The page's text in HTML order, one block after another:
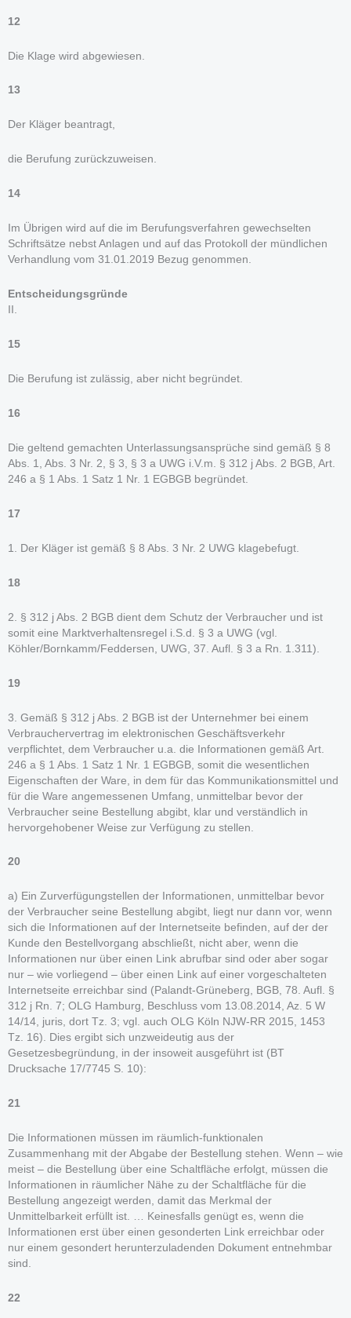
12
Die Klage wird abgewiesen.
13
Der Kläger beantragt,
die Berufung zurückzuweisen.
14
Im Übrigen wird auf die im Berufungsverfahren gewechselten
Schriftsätze nebst Anlagen und auf das Protokoll der mündlichen
Verhandlung vom 31.01.2019 Bezug genommen.
Entscheidungsgründe
II.
15
Die Berufung ist zulässig, aber nicht begründet.
16
Die geltend gemachten Unterlassungsansprüche sind gemäß § 8
Abs. 1, Abs. 3 Nr. 2, § 3, § 3 a UWG i.V.m. § 312 j Abs. 2 BGB, Art.
246 a § 1 Abs. 1 Satz 1 Nr. 1 EGBGB begründet.
17
1. Der Kläger ist gemäß § 8 Abs. 3 Nr. 2 UWG klagebefugt.
18
2. § 312 j Abs. 2 BGB dient dem Schutz der Verbraucher und ist
somit eine Marktverhaltensregel i.S.d. § 3 a UWG (vgl.
Köhler/Bornkamm/Feddersen, UWG, 37. Aufl. § 3 a Rn. 1.311).
19
3. Gemäß § 312 j Abs. 2 BGB ist der Unternehmer bei einem
Verbrauchervertrag im elektronischen Geschäftsverkehr
verpflichtet, dem Verbraucher u.a. die Informationen gemäß Art.
246 a § 1 Abs. 1 Satz 1 Nr. 1 EGBGB, somit die wesentlichen
Eigenschaften der Ware, in dem für das Kommunikationsmittel und
für die Ware angemessenen Umfang, unmittelbar bevor der
Verbraucher seine Bestellung abgibt, klar und verständlich in
hervorgehobener Weise zur Verfügung zu stellen.
20
a) Ein Zurverfügungstellen der Informationen, unmittelbar bevor
der Verbraucher seine Bestellung abgibt, liegt nur dann vor, wenn
sich die Informationen auf der Internetseite befinden, auf der der
Kunde den Bestellvorgang abschließt, nicht aber, wenn die
Informationen nur über einen Link abrufbar sind oder aber sogar
nur – wie vorliegend – über einen Link auf einer vorgeschalteten
Internetseite erreichbar sind (Palandt-Grüneberg, BGB, 78. Aufl. §
312 j Rn. 7; OLG Hamburg, Beschluss vom 13.08.2014, Az. 5 W
14/14, juris, dort Tz. 3; vgl. auch OLG Köln NJW-RR 2015, 1453
Tz. 16). Dies ergibt sich unzweideutig aus der
Gesetzesbegründung, in der insoweit ausgeführt ist (BT
Drucksache 17/7745 S. 10):
21
Die Informationen müssen im räumlich-funktionalen
Zusammenhang mit der Abgabe der Bestellung stehen. Wenn – wie
meist – die Bestellung über eine Schaltfläche erfolgt, müssen die
Informationen in räumlicher Nähe zu der Schaltfläche für die
Bestellung angezeigt werden, damit das Merkmal der
Unmittelbarkeit erfüllt ist. … Keinesfalls genügt es, wenn die
Informationen erst über einen gesonderten Link erreichbar oder
nur einem gesondert herunterzuladenden Dokument entnehmbar
sind.
22